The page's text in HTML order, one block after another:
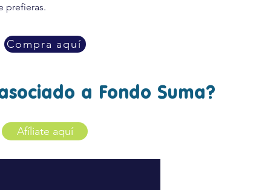
prefieras.
Compra aquí
a Fondo Suma?
Afíliate aquí